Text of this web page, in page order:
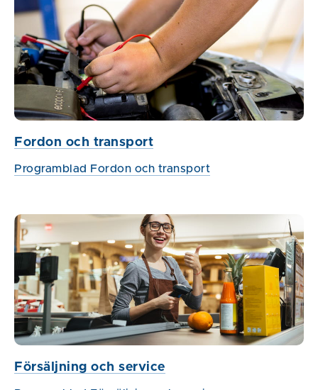
Fordon och transport
Programblad Fordon och transport
Försäljning och service